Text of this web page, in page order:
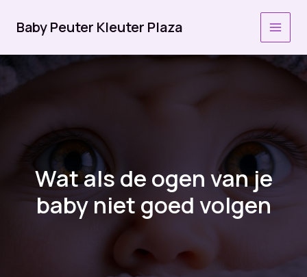
naar
inhoud
Baby Peuter Kleuter Plaza
Wat als de ogen van je
baby niet goed volgen